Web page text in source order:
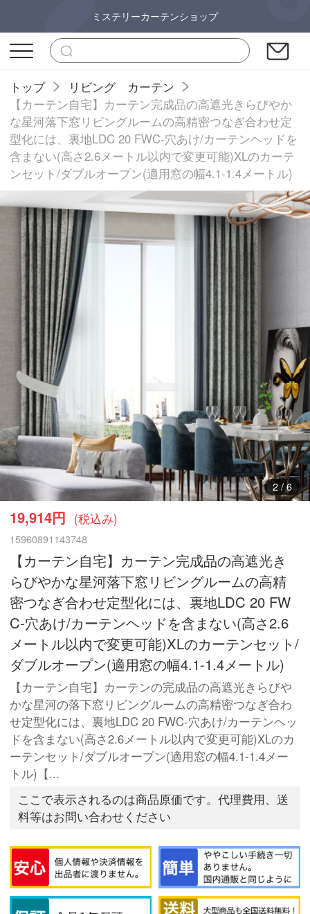
ミステリーカーテンショップ
トップ
リビング カーテン
【カーテン自宅】カーテン完成品の高遮光きらびやか
な星河落下窓リビングルームの高精密つなぎ合わせ定
型化には、裏地LDC 20 FWC-穴あけ/カーテンヘッドを
含まない(高さ2.6メートル以内で変更可能)XLのカーテ
ンセット/ダブルオープン(適用窓の幅4.1-1.4メートル)
3/6
19,914円 (税込み)
15960891143748
【カーテン自宅】カーテン完成品の高遮光き
らびやかな星河落下窓リビングルームの高精
密つなぎ合わせ定型化には、裏地LDC 20 FW
C-穴あけ/カーテンヘッドを含まない(高さ2.6
メートル以内で変更可能)XLのカーテンセット/
ダブルオープン(適用窓の幅4.1-1.4メートル)
【カーテン自宅】カーテンの完成品の高遮光きらびや
かな星河の落下窓リビングルームの高精密つなぎ合わ
せ定型化には、裏地LDC 20 FWC-穴あけ/カーテンヘッ
ドを含まない(高さ2.6メートル以内で変更可能)XLのカ
ーテンセット/ダブルオープン(適用窓の幅4.1-1.4メー
トル)【...
ここで表示されるのは商品原価です。代理費用、送
料等はお問い合わせください